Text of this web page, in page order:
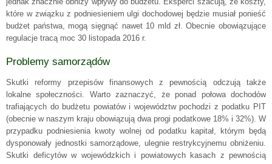
które w związku z podniesieniem ulgi dochodowej będzie musiał ponieść
budżet państwa, mogą sięgnąć nawet 10 mld zł. Obecnie obowiązujące
regulacje tracą moc 30 listopada 2016 r.
Problemy samorządów
Skutki reformy przepisów finansowych z pewnością odczują także
lokalne społeczności. Warto zaznaczyć, że ponad połowa dochodów
trafiających do budżetu powiatów i województw pochodzi z podatku PIT
(obecnie w naszym kraju obowiązują dwa progi podatkowe 18% i 32%). W
przypadku podniesienia kwoty wolnej od podatku kapitał, którym będą
dysponowały jednostki samorządowe, ulegnie restrykcyjnemu obniżeniu.
Skutki deficytów w wojewódzkich i powiatowych kasach z pewnością